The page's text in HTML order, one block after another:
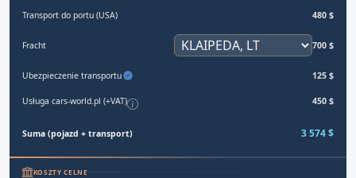
Transport do portu (USA) 480 $
Fracht 700 $
Ubezpieczenie transportu 125 $
Usługa cars-world.pl (+VAT) 450 $
Suma (pojazd + transport) 3 574 $
KOSZTY CELNE